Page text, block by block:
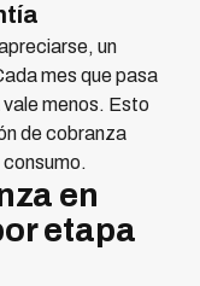
un
mes que pasa
vale menos. Esto
de cobranza
en
etapa